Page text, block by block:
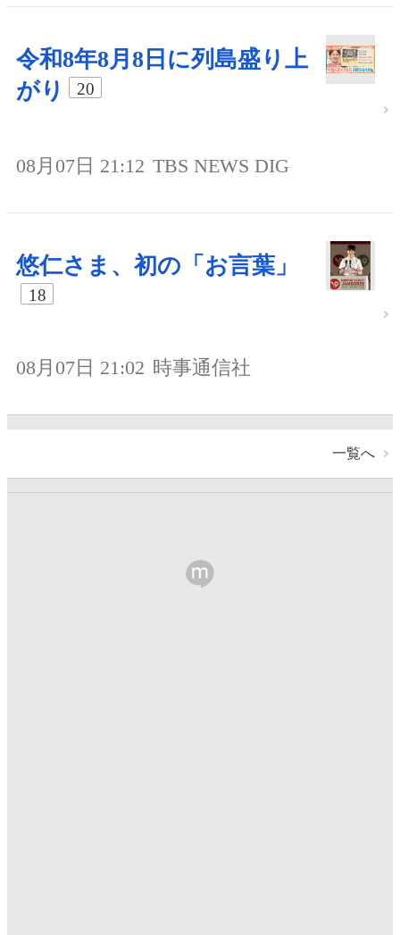
令和8年8月8日に列島盛り上
がり
20
08月07日 21:12 TBS NEWS DIG
悠仁さま、初の「お言葉」
18
08月07日 21:02 時事通信社
一覧へ